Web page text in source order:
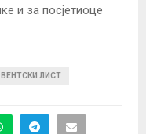
и за посјетиоце
ЛИСТ